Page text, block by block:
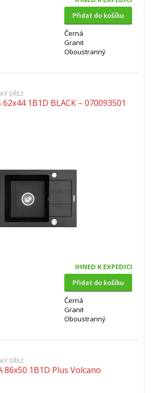
Přidat do košíku
Černá
Granit
Oboustranný
DŘEZ
62x44 1B1D BLACK – 070093501
IHNED K EXPEDICI
Přidat do košíku
Černá
Granit
Oboustranný
DŘEZ
86x50 1B1D Plus Volcano